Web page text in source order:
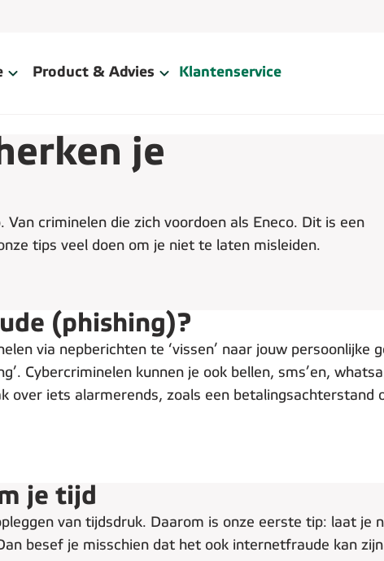
Product & Advies Klantenservice
je
criminelen die zich voordoen als Eneco. Dit is een
tips veel doen om je niet te laten misleiden.
(phishing)?
via nepberichten te ‘vissen’ naar jouw persoonlijke
Cybercriminelen kunnen je ook bellen, sms’en,
over iets alarmerends, zoals een
je tijd
van tijdsdruk. Daarom is onze eerste tip: laat je
besef je misschien dat het ook internetfraude kan